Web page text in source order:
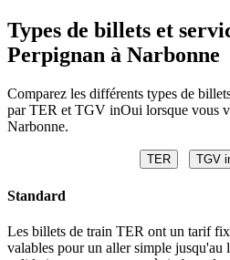
Types de billets et
Perpignan à Narbonne
Comparez les différents types de
par TER et TGV inOui lorsque vous
Narbonne.
TER TGV
Standard
Les billets de train TER ont un tarif
valables pour un aller simple jusqu'au